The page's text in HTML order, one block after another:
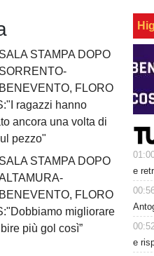
SALA STAMPA DOPO
SORRENTO-
BENEVENTO, FLORO
ragazzi hanno
ancora una volta di
pezzo"
SALA STAMPA DOPO
BENEVENTO, FLORO
migliorare
più gol così”
e
e